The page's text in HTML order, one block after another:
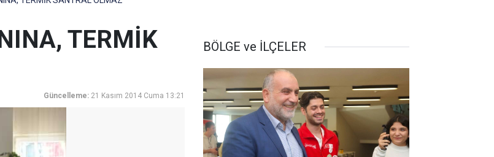
TERMİK
Güncelleme: 21 Kasım 2014 Cuma 13:21
BÖLGE ve İLÇELER